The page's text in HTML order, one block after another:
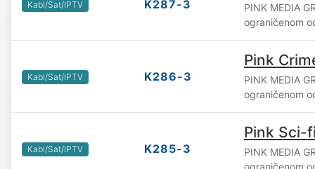
Kabl/Sat/IPTV K287-3
PINK MEDIA
ograničenom
Kabl/Sat/IPTV K286-3
Pink
PINK MEDIA
ograničenom
Kabl/Sat/IPTV K285-3
Pink Sci-
PINK MEDIA
ograničenom